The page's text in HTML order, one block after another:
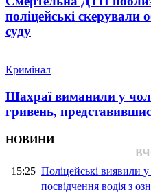
поліцейські скерували
суду
Кримінал
Шахраї виманили у
гривень,
НОВИНИ
15:25 Поліцейські виявили
посвідчення водія з